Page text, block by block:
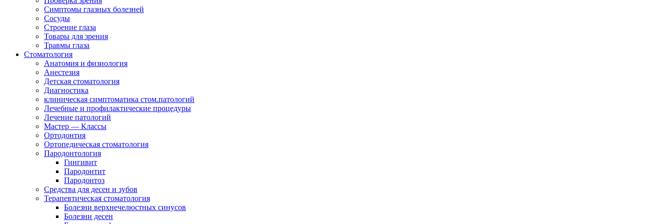
Симптомы глазных болезней
Сосуды
Строение глаза
Товары для зрения
Травмы глаза
Стоматология
Анатомия и физиология
Анестезия
Детская стоматология
Диагностика
клиническая симптоматика стом.патологий
Лечебные и профилактические процедуры
Лечение патологий
Мастер — Классы
Ортодонтия
Ортопедическая стоматология
Пародонтология
Гингивит
Пародонтит
Пародонтоз
Средства для десен и зубов
Терапевтическая стоматология
Болезни верхнечелюстных синусов
Болезни десен